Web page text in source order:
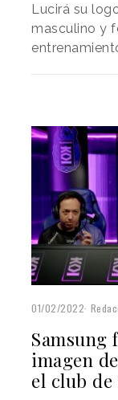
Lucirá su
masculino y
01/02/2022
Samsung
imagen
el club de